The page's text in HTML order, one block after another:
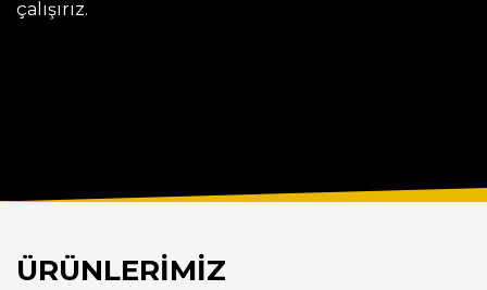
çalışırız.
ÜRÜNLERİMİZ